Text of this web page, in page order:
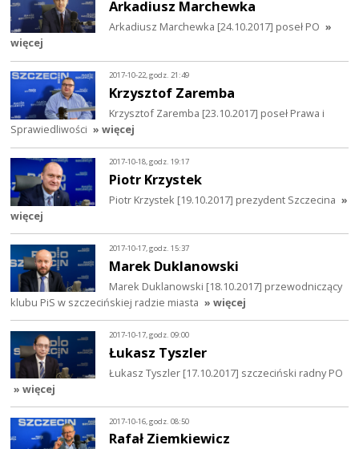
Arkadiusz Marchewka
Arkadiusz Marchewka [24.10.2017] poseł PO »
więcej
2017-10-22, godz. 21:49
Krzysztof Zaremba
Krzysztof Zaremba [23.10.2017] poseł Prawa i
Sprawiedliwości » więcej
2017-10-18, godz. 19:17
Piotr Krzystek
Piotr Krzystek [19.10.2017] prezydent Szczecina »
więcej
2017-10-17, godz. 15:37
Marek Duklanowski
Marek Duklanowski [18.10.2017] przewodniczący
klubu PiS w szczecińskiej radzie miasta » więcej
2017-10-17, godz. 09:00
Łukasz Tyszler
Łukasz Tyszler [17.10.2017] szczeciński radny PO
» więcej
2017-10-16, godz. 08:50
Rafał Ziemkiewicz